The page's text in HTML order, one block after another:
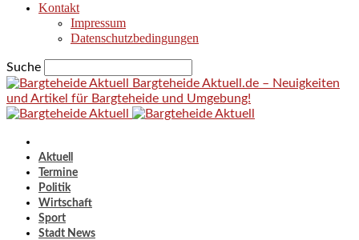
Kontakt
Impressum
Datenschutzbedingungen
Suche
Bargteheide Aktuell.de – Neuigkeiten
und Artikel für Bargteheide und Umgebung!
Aktuell
Termine
Politik
Wirtschaft
Sport
Stadt News